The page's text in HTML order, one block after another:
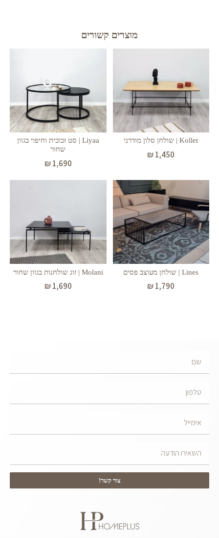
מוצרים קשורים
Kollet | שולחן סלון מודרני
₪1,450
Liyaa | סט זכוכית וחיפוי בגוון
שחור
₪1,690
Lines | שולחן מעוצב פסים
₪1,790
Molani | זוג שולחנות בגוון שחור
₪1,690
צור קשר!